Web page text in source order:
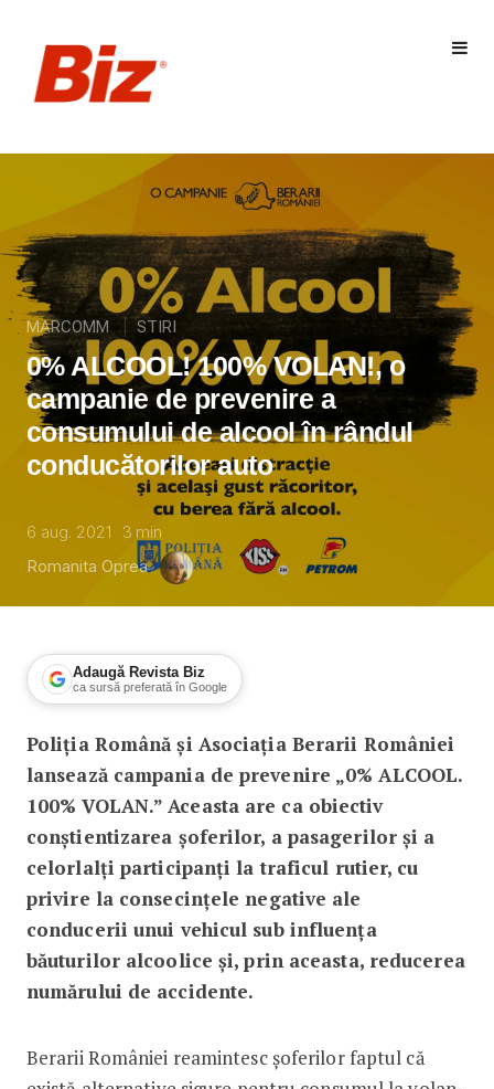
MARCOMM STIRI
0% ALCOOL! 100% VOLAN!, o
campanie de prevenire a
consumului de alcool în rândul
conducătorilor auto
6 aug. 2021 3 min
Romanita Oprea
Adaugă Revista Biz
ca sursă preferată în Google
0% ALCOOL! 100% VOLAN!, o
Poliția Română și Asociația Berarii României
lansează campania de prevenire „0% ALCOOL.
100% VOLAN.” Aceasta are ca obiectiv
conștientizarea șoferilor, a pasagerilor şi a
celorlalți participanți la traficul rutier, cu
privire la consecințele negative ale
conducerii unui vehicul sub influența
băuturilor alcoolice și, prin aceasta, reducerea
numărului de accidente.
Berarii României reamintesc șoferilor faptul că